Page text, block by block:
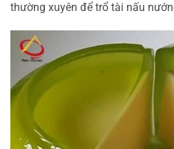
thường xuyên để trổ tài nấu